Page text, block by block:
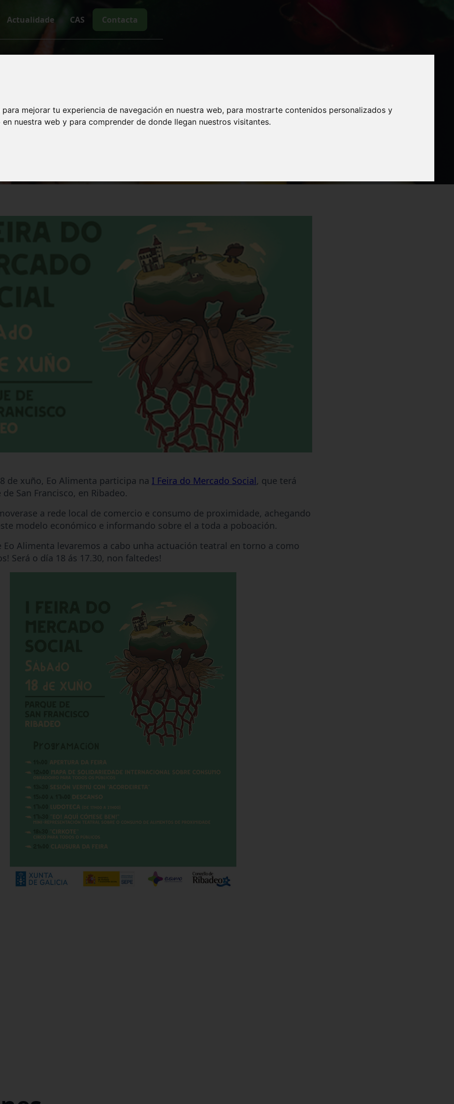
mejorar tu experiencia de navegación en nuestra web, para mostrarte contenidos personalizados y
nuestra web y para comprender de donde llegan nuestros visitantes.
Actualidade CAS Contacta
participa na I Feira
do Mercado Social
de xuño, Eo Alimenta participa na I Feira do Mercado Social, que terá
San Francisco, en Ribadeo.
a rede local de comercio e consumo de proximidade, achegando
modelo económico e informando sobre el a toda a poboación.
Eo Alimenta levaremos a cabo unha actuación teatral en torno a como
Será o día 18 ás 17.30, non faltedes!